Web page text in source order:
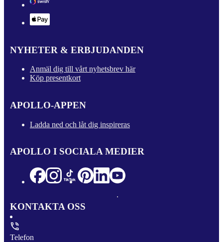
NYHETER & ERBJUDANDEN
Anmäl dig till vårt nyhetsbrev här
Köp presentkort
APOLLO-APPEN
Ladda ned och låt dig inspireras
APOLLO I SOCIALA MEDIER
KONTAKTA OSS
Telefon